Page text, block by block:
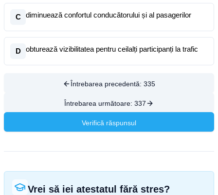
C diminuează confortul conducătorului și al pasagerilor
D obturează vizibilitatea pentru ceilalți participanți la trafic
Întrebarea precedentă: 335
Întrebarea următoare: 337
Verifică răspunsul
Vrei să iei atestatul fără stres?